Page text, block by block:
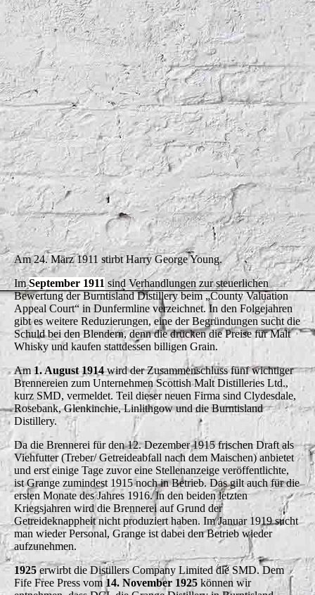
Grange 1900
Am 24. März 1911 stirbt Harry George Young.
ImSeptember 1911 sind Verhandlungen zur steuerlichen
Bewertung der Burntisland Distillery beim „County Valuation
Appeal Court“ in Dunfermline verzeichnet. In den Folgejahren
gibt es weitere Reduzierungen, eine der Begründungen sucht die
Schuld bei den Blendern, denn die drücken die Preise für Malt
Whisky und kaufen stattdessen billigen Grain.
Am 1. August 1914wird der Zusammenschluss fünf wichtiger
Brennereien zum Unternehmen Scottish Malt Distilleries Ltd.,
kurz SMD, vermeldet. Teil dieser neuen Firma sind Clydesdale,
Rosebank, Glenkinchie, Linlithgow und die Burntisland
Distillery.
Da die Brennerei für den 12. Dezember 1915 frischen Draft als
Viehfutter (Treber/ Getreideabfall nach dem Maischen) anbietet
und erst einige Tage zuvor eine Stellenanzeige veröffentlichte,
ist Grange zumindest 1915 noch in Betrieb. Das gilt auch für die
ersten Monate des Jahres 1916. In den beiden letzten
Kriegsjahren wird die Brennerei auf Grund der
Getreideknappheit nicht produziert haben. Im Januar 1919 sucht
man wieder Personal, Grange ist dabei den Betrieb wieder
aufzunehmen.
1925erwirbt die Distillers Company Limited die SMD. Dem
Fife Free Press vom14. November 1925 können wir